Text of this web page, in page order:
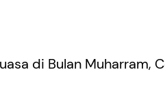
di Bulan Muharram,